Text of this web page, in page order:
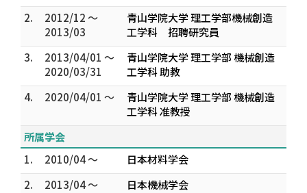
2.
2012/12 ～
2013/03
青山学院大学 理工学部機械創造
工学科 招聘研究員
3.
2013/04/01 ～
2020/03/31
青山学院大学 理工学部 機械創造
工学科 助教
4.
2020/04/01 ～
青山学院大学 理工学部 機械創造
工学科 准教授
所属学会
1.
2010/04 ～
日本材料学会
2.
2013/04 ～
日本機械学会